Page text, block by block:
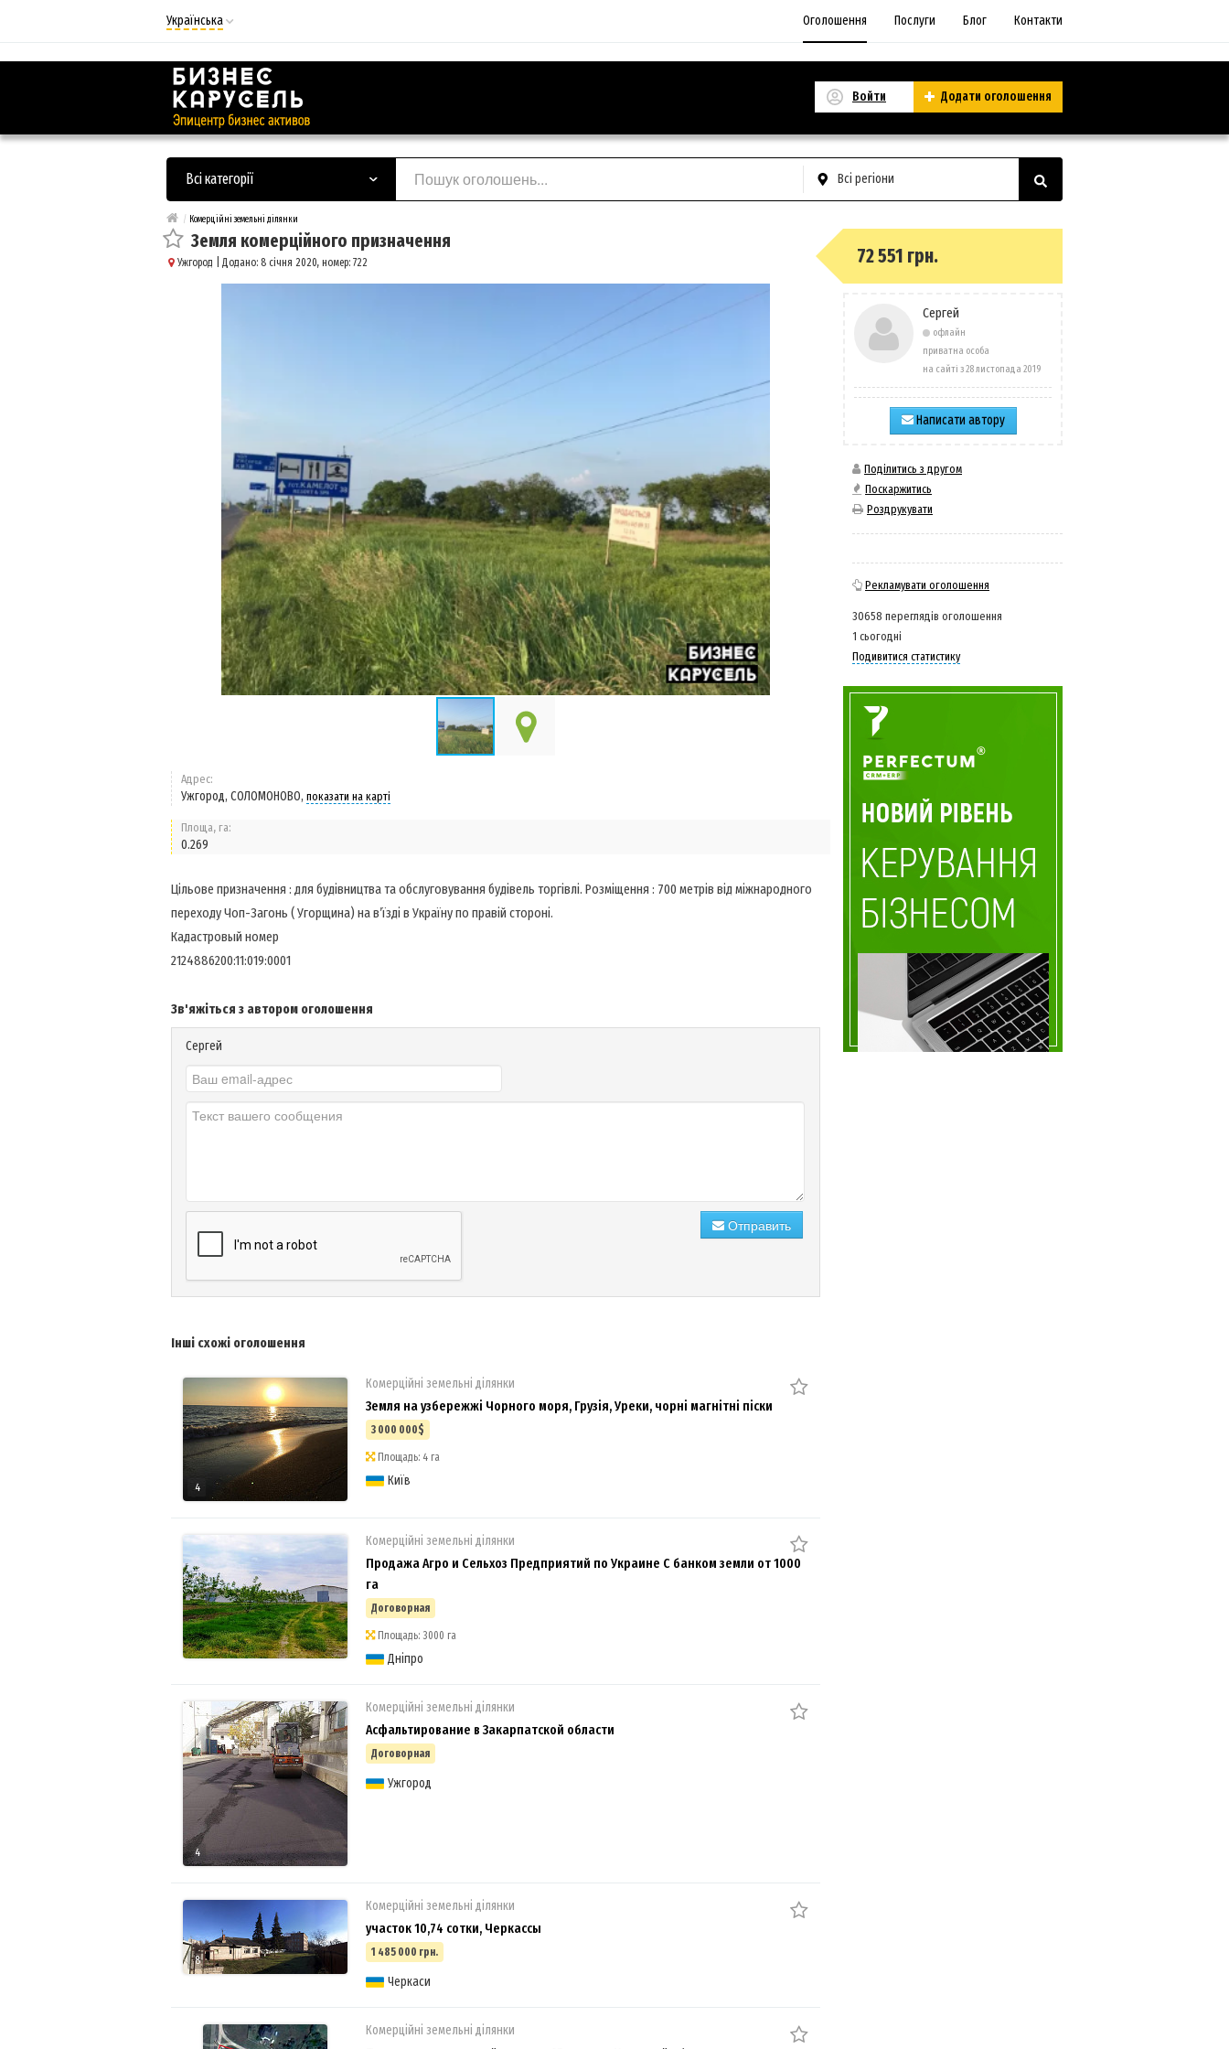
Українська
Русский
Українська
Оголошення Послуги Блог Контакти
Войти Додати оголошення
Всі категорії Всі регіони
/ Комерційні земельні ділянки
Земля комерційного призначення
Ужгород | Додано: 8 січня 2020, номер: 722
Адрес:
Ужгород, СОЛОМОНОВО, показати на карті
Площа, га:
0.269
Цільове призначення : для будівництва та обслуговування будівель торгівлі. Розміщення : 700 метрів від міжнародного
переходу Чоп-Загонь ( Угорщина) на в’їзді в Україну по правій стороні.
Кадастровый номер
2124886200:11:019:0001
Зв'яжіться з автором оголошення
Сергей
Отправить
Інші схожі оголошення
4
Комерційні земельні ділянки
Земля на узбережжі Чорного моря, Грузія, Уреки, чорні магнітні піски
3 000 000$
Площадь: 4 га
Київ
Комерційні земельні ділянки
Продажа Агро и Сельхоз Предприятий по Украине С банком земли от 1000
га
Договорная
Площадь: 3000 га
Дніпро
4
Комерційні земельні ділянки
Асфальтирование в Закарпатской области
Договорная
Ужгород
8
Комерційні земельні ділянки
участок 10,74 сотки, Черкассы
1 485 000 грн.
Черкаси
Комерційні земельні ділянки
72 551 грн.
Сергей
офлайн
приватна особа
на сайті з 28 листопада 2019
Написати автору
Поділитись з другом
Поскаржитись
Роздрукувати
Рекламувати оголошення
30658 переглядів оголошення
1 сьогодні
Подивитися статистику